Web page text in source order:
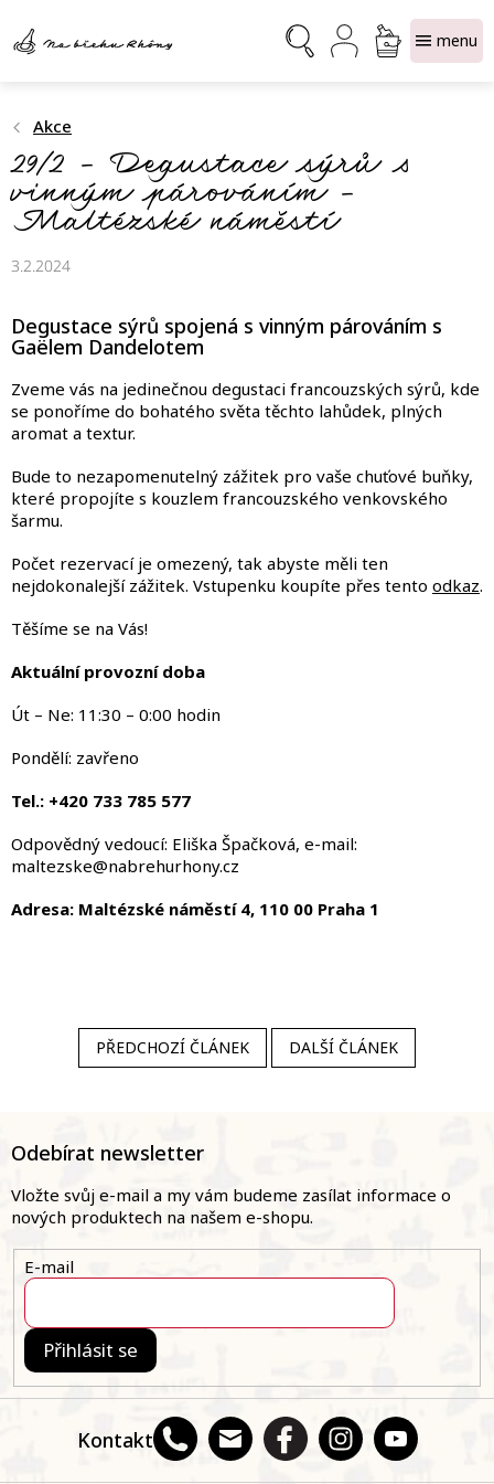
obsah
NÁKUPNÍ
KOŠÍK
Akce
29/2 – Degustace sýrů s
vinným párováním –
Maltézské náměstí
3.2.2024
Degustace sýrů spojená s vinným párováním s
Gaëlem Dandelotem
Zveme vás na jedinečnou degustaci francouzských sýrů, kde
se ponoříme do bohatého světa těchto lahůdek, plných
aromat a textur.
Bude to nezapomenutelný zážitek pro vaše chuťové buňky,
které propojíte s kouzlem francouzského venkovského
šarmu.
Počet rezervací je omezený, tak abyste měli ten
nejdokonalejší zážitek. Vstupenku koupíte přes tento odkaz.
Těšíme se na Vás!
Aktuální provozní doba
Út – Ne: 11:30 – 0:00 hodin
Pondělí: zavřeno
Tel.: +420 733 785 577
Odpovědný vedoucí: Eliška Špačková, e-mail:
maltezske@nabrehurhony.cz
Adresa: Maltézské náměstí 4, 110 00 Praha 1
PŘEDCHOZÍ ČLÁNEK DALŠÍ ČLÁNEK
a
Kontakt
Odebírat newsletter
Vložte svůj e-mail a my vám budeme zasílat informace o
nových produktech na našem e-shopu.
E-mail
Přihlásit se